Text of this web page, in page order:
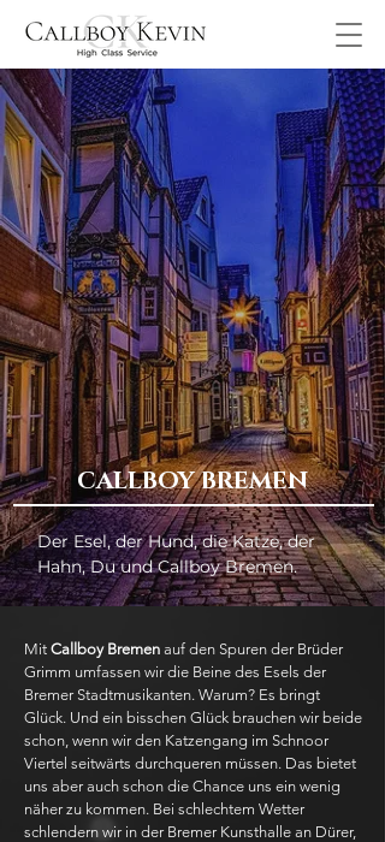
CALLBOY BREMEN
Der Esel, der Hund, die Katze, der
Hahn, Du und Callboy Bremen.
Mit Callboy Bremen auf den Spuren der Brüder
Grimm umfassen wir die Beine des Esels der
Bremer Stadtmusikanten. Warum? Es bringt
Glück. Und ein bisschen Glück brauchen wir beide
schon, wenn wir den Katzengang im Schnoor
Viertel seitwärts durchqueren müssen. Das bietet
uns aber auch schon die Chance uns ein wenig
näher zu kommen. Bei schlechtem Wetter
schlendern wir in der Bremer Kunsthalle an Dürer,